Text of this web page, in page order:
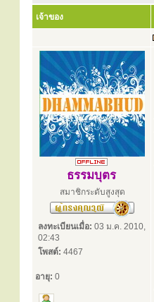
เจ้าของ
ธรรมบุตร
สมาชิกระดับสูงสุด
ลงทะเบียนเมื่อ: 03 ม.ค. 2010,
02:43
โพสต์: 4467
อายุ: 0